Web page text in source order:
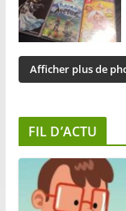
Afficher plus de
FIL D’ACTU